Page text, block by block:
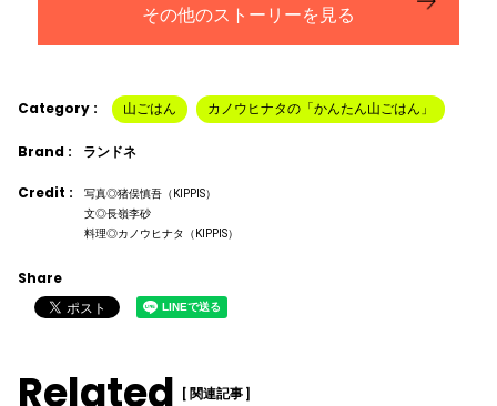
その他のストーリーを見る
Category : 山ごはん カノウヒナタの「かんたん山ごはん」
Brand : ランドネ
Credit :
写真◎猪俣慎吾（KIPPIS）
文◎長嶺李砂
料理◎カノウヒナタ（KIPPIS）
Share
Related [ 関連記事 ]